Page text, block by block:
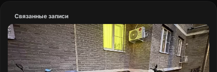
Связанные записи